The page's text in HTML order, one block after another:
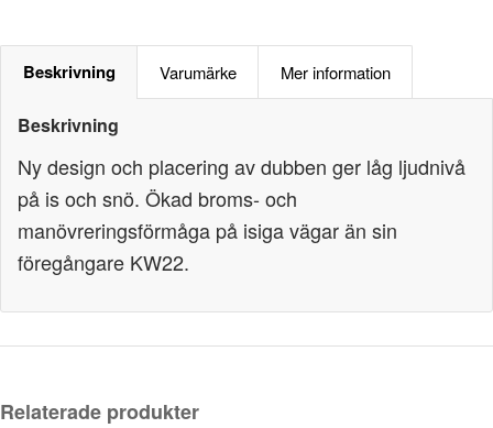
Beskrivning Varumärke Mer information
Beskrivning
Ny design och placering av dubben ger låg ljudnivå
på is och snö. Ökad broms- och
manövreringsförmåga på isiga vägar än sin
föregångare KW22.
Relaterade produkter